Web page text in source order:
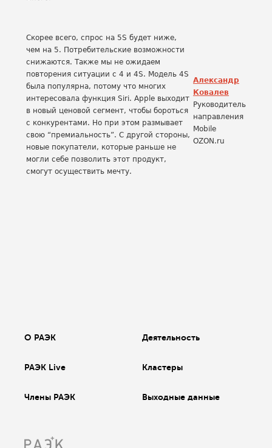
Скорее всего, спрос на 5S будет ниже,
чем на 5. Потребительские возможности
снижаются. Также мы не ожидаем
повторения ситуации с 4 и 4S. Модель 4S
была популярна, потому что многих
интересовала функция Siri. Apple выходит
в новый ценовой сегмент, чтобы бороться
с конкурентами. Но при этом размывает
свою “премиальность”. С другой стороны,
новые покупатели, которые раньше не
могли себе позволить этот продукт,
смогут осуществить мечту.
Александр
Ковалев
Руководитель
направления
Mobile
OZON.ru
О РАЭК Деятельность
РАЭК Live Кластеры
Члены РАЭК Выходные данные